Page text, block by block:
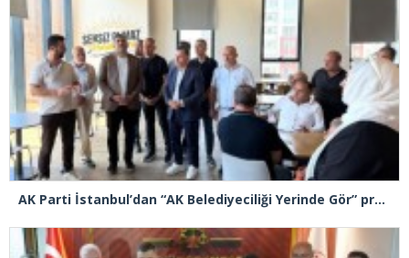
AK Parti İstanbul’dan “AK Belediyeciliği Yerinde Gör” programı